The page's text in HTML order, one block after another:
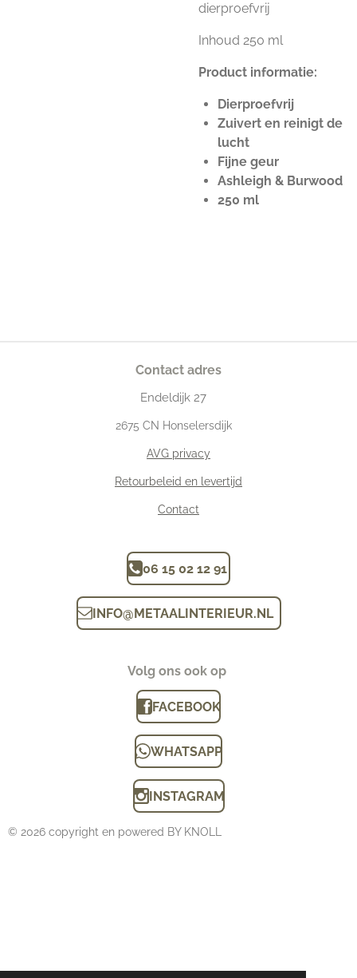
dierproefvrij
Inhoud 250 ml
Product informatie:
Dierproefvrij
Zuivert en reinigt de
lucht
Fijne geur
Ashleigh & Burwood
250 ml
Contact adres
Endeldijk 27
2675 CN Honselersdijk
AVG privacy
Retourbeleid en levertijd
Contact
06 15 02 12 91
INFO@METAALINTERIEUR.NL
Volg ons ook op
FACEBOOK
WHATSAPP
INSTAGRAM
© 2026 copyright en powered BY KNOLL